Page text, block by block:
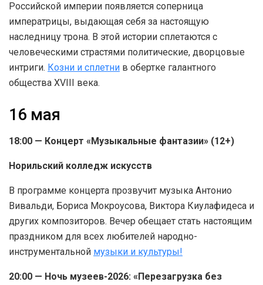
Российской империи появляется соперница
императрицы, выдающая себя за настоящую
наследницу трона. В этой истории сплетаются с
человеческими страстями политические, дворцовые
интриги. Козни и сплетни в обертке галантного
общества XVIII века.
16 мая
18:00 — Концерт «Музыкальные фантазии» (12+)
Норильский колледж искусств
В программе концерта прозвучит музыка Антонио
Вивальди, Бориса Мокроусова, Виктора Киулафидеса и
других композиторов. Вечер обещает стать настоящим
праздником для всех любителей народно-
инструментальной музыки и культуры!
20:00 — Ночь музеев-2026: «Перезагрузка без